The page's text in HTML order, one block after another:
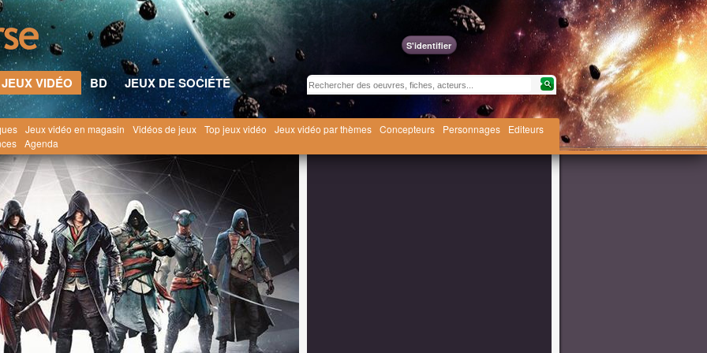
S'identifier
JEUX VIDÉO BD
JEUX DE SOCIÉTÉ
Jeux vidéo en magasin Vidéos de jeux Top jeux vidéo Jeux vidéo par thèmes Concepteurs Personnages
Editeurs
Agenda
vidéo Assassin's Creed II : Le Bûcher des Vanités Bastien L.